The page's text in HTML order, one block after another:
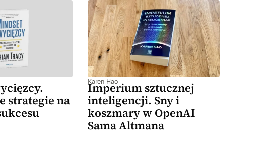
strategie na
Karen Hao
Imperium sztucznej
inteligencji. Sny i
koszmary w OpenAI
Sama Altmana